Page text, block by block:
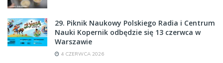
29. Piknik Naukowy Polskiego Radia i Centrum
Nauki Kopernik odbędzie się 13 czerwca w
Warszawie
4 CZERWCA 2026